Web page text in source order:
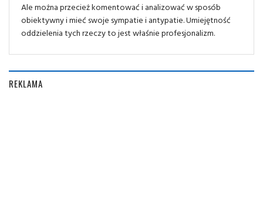
Ale można przecież komentować i analizować w sposób
obiektywny i mieć swoje sympatie i antypatie. Umiejętność
oddzielenia tych rzeczy to jest właśnie profesjonalizm.
REKLAMA